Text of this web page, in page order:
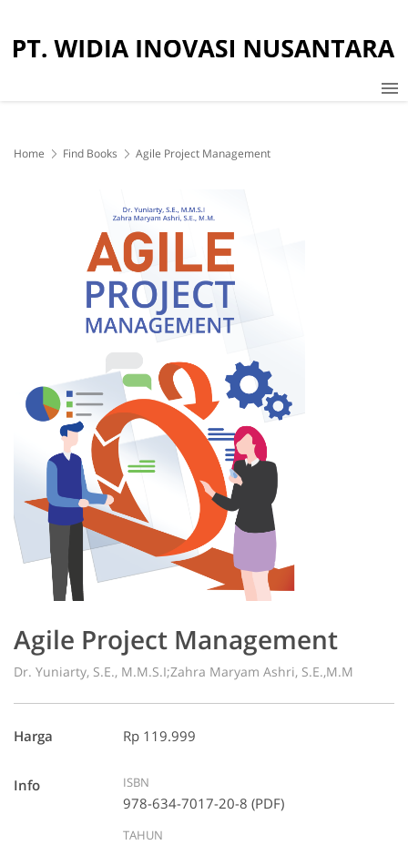
Home Find Books Agile Project Management
Agile Project Management
Dr. Yuniarty, S.E., M.M.S.I;Zahra Maryam Ashri, S.E.,M.M
Harga Rp 119.999
Info ISBN
978-634-7017-20-8 (PDF)
TAHUN